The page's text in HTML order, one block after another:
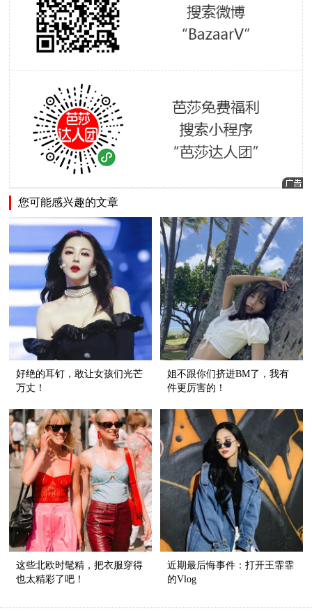
您可能感兴趣的文章
好绝的耳钉，敢让女孩们光芒
万丈！
姐不跟你们挤进BM了，我有
件更厉害的！
这些北欧时髦精，把衣服穿得
也太精彩了吧！
近期最后悔事件：打开王霏霏
的Vlog